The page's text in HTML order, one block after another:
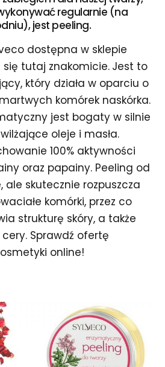
regularnie (na
jest peeling.
dostępna w sklepie
się tutaj znakomicie. Jest to
który działa w oparciu o
komórek naskórka.
jest bogaty w silnie
oleje i masła.
100% aktywności
oraz papainy. Peeling od
ale skutecznie rozpuszcza
komórki, przez co
strukturę skóry, a także
Sprawdź ofertę
online!